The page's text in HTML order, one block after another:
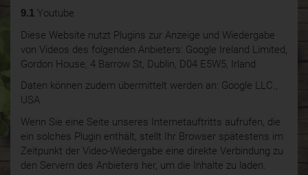
9.1 Youtube
Diese Website nutzt Plugins zur Anzeige und Wiedergabe
von Videos des folgenden Anbieters: Google Ireland Limited,
Gordon House, 4 Barrow St, Dublin, D04 E5W5, Irland
Daten können zudem übermittelt werden an: Google LLC.,
USA
Wenn Sie eine Seite unseres Internetauftritts aufrufen, die
ein solches Plugin enthält, stellt Ihr Browser spätestens im
Zeitpunkt der Video-Wiedergabe eine direkte Verbindung zu
den Servern des Anbieters her, um die Inhalte zu laden.